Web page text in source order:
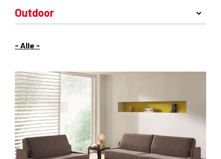
- Alle -
Outdoor